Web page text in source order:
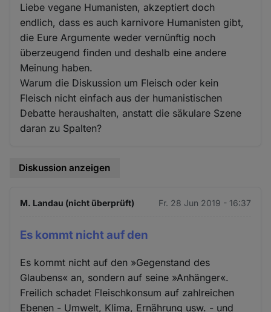
Liebe vegane Humanisten, akzeptiert doch
endlich, dass es auch karnivore Humanisten gibt,
die Eure Argumente weder vernünftig noch
überzeugend finden und deshalb eine andere
Meinung haben.
Warum die Diskussion um Fleisch oder kein
Fleisch nicht einfach aus der humanistischen
Debatte heraushalten, anstatt die säkulare Szene
daran zu Spalten?
Diskussion anzeigen
M. Landau (nicht überprüft) Fr. 28 Jun 2019 - 16:37
Es kommt nicht auf den
Es kommt nicht auf den »Gegenstand des
Glaubens« an, sondern auf seine »Anhänger«.
Freilich schadet Fleischkonsum auf zahlreichen
Ebenen - Umwelt, Klima, Ernährung usw. - und